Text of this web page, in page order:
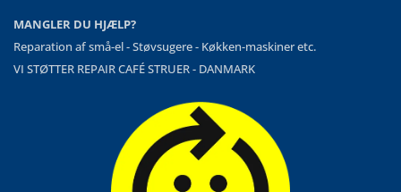
MANGLER DU HJÆLP?
Reparation af små-el - Støvsugere - Køkken-maskiner etc.
VI STØTTER REPAIR CAFÉ STRUER - DANMARK